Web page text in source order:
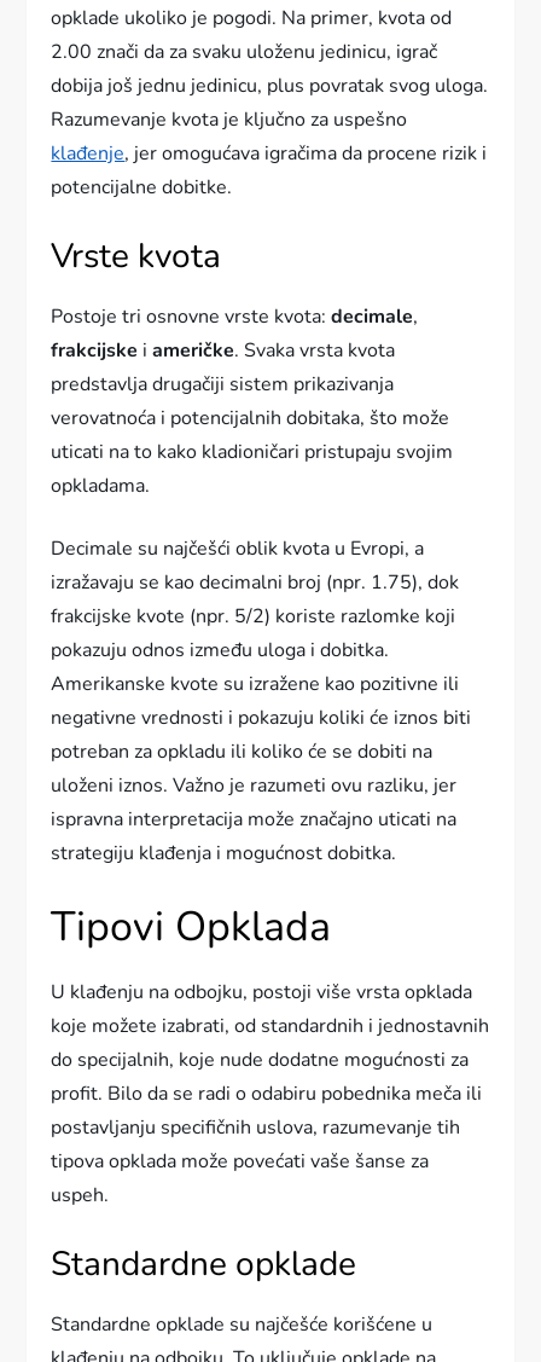
opklade ukoliko je pogodi. Na primer, kvota od
2.00 znači da za svaku uloženu jedinicu, igrač
dobija još jednu jedinicu, plus povratak svog uloga.
Razumevanje kvota je ključno za uspešno
klađenje, jer omogućava igračima da procene rizik i
potencijalne dobitke.
Vrste kvota
Postoje tri osnovne vrste kvota:decimale,
frakcijske iameričke. Svaka vrsta kvota
predstavlja drugačiji sistem prikazivanja
verovatnoća i potencijalnih dobitaka, što može
uticati na to kako kladioničari pristupaju svojim
opkladama.
Decimale su najčešći oblik kvota u Evropi, a
izražavaju se kao decimalni broj (npr. 1.75), dok
frakcijske kvote (npr. 5/2) koriste razlomke koji
pokazuju odnos između uloga i dobitka.
Amerikanske kvote su izražene kao pozitivne ili
negativne vrednosti i pokazuju koliki će iznos biti
potreban za opkladu ili koliko će se dobiti na
uloženi iznos. Važno je razumeti ovu razliku, jer
ispravna interpretacija može značajno uticati na
strategiju klađenja i mogućnost dobitka.
Tipovi Opklada
U klađenju na odbojku, postoji više vrsta opklada
koje možete izabrati, od standardnih i jednostavnih
do specijalnih, koje nude dodatne mogućnosti za
profit. Bilo da se radi o odabiru pobednika meča ili
postavljanju specifičnih uslova, razumevanje tih
tipova opklada može povećati vaše šanse za
uspeh.
Standardne opklade
Standardne opklade su najčešće korišćene u